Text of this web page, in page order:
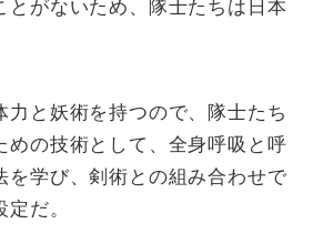
とがないため、隊士たちは日本
力と妖術を持つので、隊士たち
めの技術として、全身呼吸と呼
を学び、剣術との組み合わせで
だ。